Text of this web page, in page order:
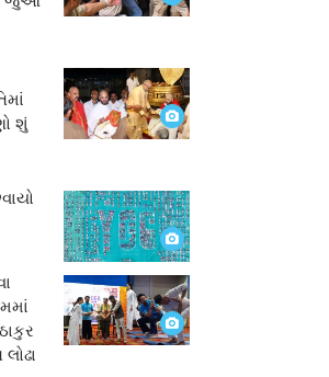
શું